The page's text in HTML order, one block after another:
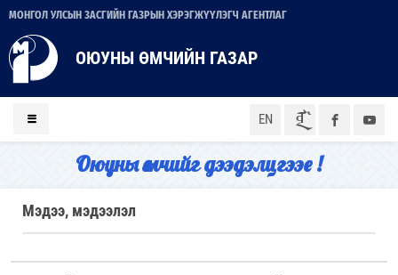
МОНГОЛ УЛСЫН ЗАСГИЙН ГАЗРЫН ХЭРЭГЖҮҮЛЭГЧ АГЕНТЛАГ
ОЮУНЫ ӨМЧИЙН ГАЗАР
EN ᠮᠣᠨ
Оюуны өмчийг дээдэлцгээе !
Мэдээ, мэдээлэл